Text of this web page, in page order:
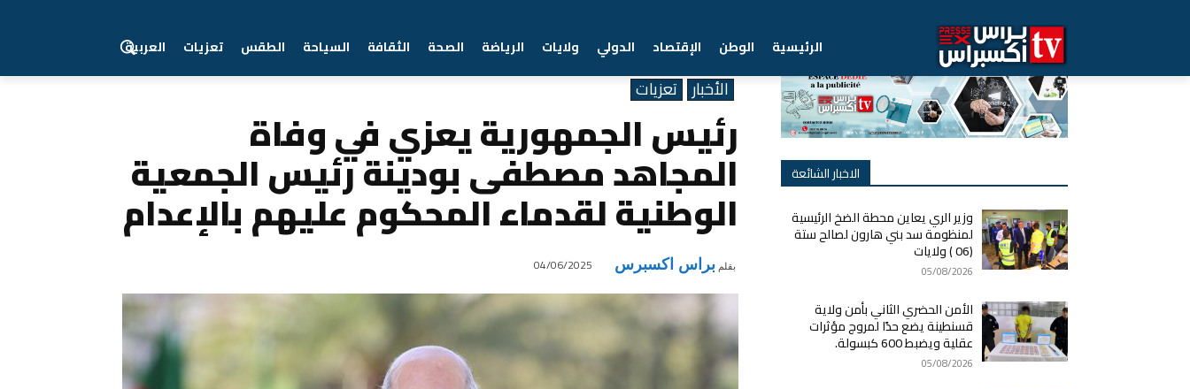
الرئيسية الوطن الإقتصاد الدولي ولايات الرياضة الصحة الثقافة السياحة الطقس تعزيات العربية
Home الأخبار رئيس الجمهورية يعزي في وفاة المجاهد مصطفى بودينة رئيس الجمعية الوطنية لقدماء...
الأخبار تعزيات
رئيس الجمهورية يعزي في وفاة
المجاهد مصطفى بودينة رئيس الجمعية
الوطنية لقدماء المحكوم عليهم بالإعدام
بقلم براس اكسبرس 04/06/2025
الاخبار الشائعة
وزير الري يعاين محطة الضخ الرئيسية
لمنظومة سد بني هارون لصالح ستة
(06 ) ولايات
05/08/2026
الأمن الحضري الثاني بأمن ولاية
قسنطينة يضع حدًا لمروج مؤثرات
عقلية ويضبط 600 كبسولة.
05/08/2026